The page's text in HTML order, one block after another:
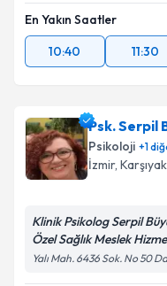
En Yakın Saatler
10:40
11:30
Psk. Serpil
Psikoloji +1
İzmir,
Klinik Psikolog Serpil
Özel Sağlık Meslek
Yalı Mah. 6436 Sok. No 50